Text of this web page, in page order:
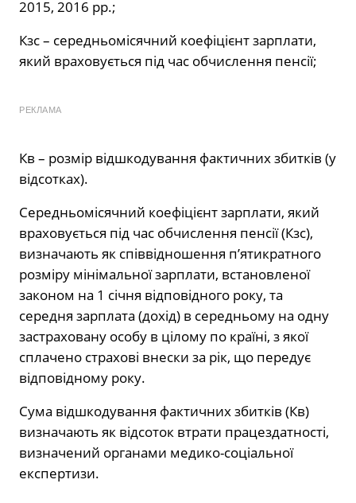
2015, 2016 рр.;
Кзс – середньомісячний коефіцієнт зарплати,
який враховується під час обчислення пенсії;
РЕКЛАМА
Кв – розмір відшкодування фактичних збитків (у
відсотках).
Середньомісячний коефіцієнт зарплати, який
враховується під час обчислення пенсії (Кзс),
визначають як співвідношення п’ятикратного
розміру мінімальної зарплати, встановленої
законом на 1 січня відповідного року, та
середня зарплата (дохід) в середньому на одну
застраховану особу в цілому по країні, з якої
сплачено страхові внески за рік, що передує
відповідному року.
Сума відшкодування фактичних збитків (Кв)
визначають як відсоток втрати працездатності,
визначений органами медико-соціальної
експертизи.